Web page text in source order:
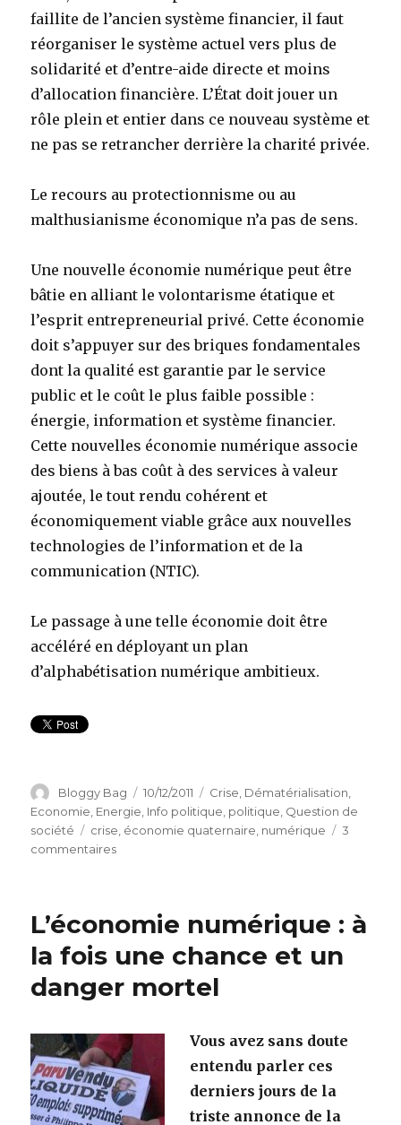
faillite de l’ancien système financier, il faut
réorganiser le système actuel vers plus de
solidarité et d’entre-aide directe et moins
d’allocation financière. L’État doit jouer un
rôle plein et entier dans ce nouveau système et
ne pas se retrancher derrière la charité privée.
Le recours au protectionnisme ou au
malthusianisme économique n’a pas de sens.
Une nouvelle économie numérique peut être
bâtie en alliant le volontarisme étatique et
l’esprit entrepreneurial privé. Cette économie
doit s’appuyer sur des briques fondamentales
dont la qualité est garantie par le service
public et le coût le plus faible possible :
énergie, information et système financier.
Cette nouvelles économie numérique associe
des biens à bas coût à des services à valeur
ajoutée, le tout rendu cohérent et
économiquement viable grâce aux nouvelles
technologies de l’information et de la
communication (NTIC).
Le passage à une telle économie doit être
accéléré en déployant un plan
d’alphabétisation numérique ambitieux.
Auteur
Bloggy Bag
Publié
le
10/12/2011 Catégories
Crise, Dématérialisation,
Economie, Energie, Info politique, politique, Question de
société
Étiquettes
crise, économie quaternaire, numérique
3
commentaires
mais
surtout
L’économie numérique : à
la fois une chance et un
danger mortel
Vous avez sans doute
entendu parler ces
derniers jours de la
triste annonce de la